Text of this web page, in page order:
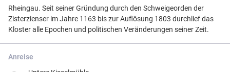
Impressum|Datenschutz|ANB |© Jawg Maps © OpenStreetMap contributors
Hilfsknoten
Können bei zwei
verwendet
Rheingau. Seit seiner Gründung durch den Schweigeorden der
Zisterzienser im Jahre 1163 bis zur Auflösung 1803 durchlief das
Kloster alle Epochen und politischen Veränderungen seiner Zeit.
Anreise